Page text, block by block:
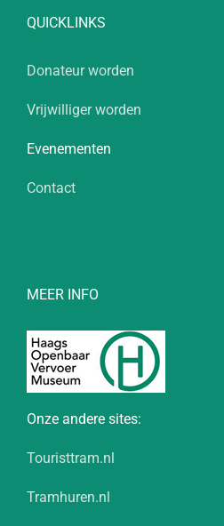
QUICKLINKS
Donateur worden
Vrijwilliger worden
Evenementen
Contact
MEER INFO
Onze andere sites:
Touristtram.nl
Tramhuren.nl